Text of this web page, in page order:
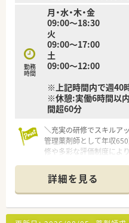
勤務
時間
月・水・木・金
09:00～18:30
火
09:00～17:00
土
09:00～12:00
※上記時間内で週40
※休憩:実働6時間以
間超60分
＼充実の研修でスキルア
管理薬剤師として年収
修や多彩な評価制度によ
【店舗情報と応需状況につい
■JR明石駅もしくは西明
り、マイカー通勤が可能
■主に小児科や内科をは
詳細を見る